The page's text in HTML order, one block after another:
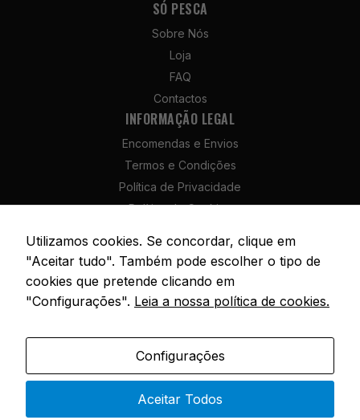
SÓ PESCA
Sobre Nós
Loja
FAQ
Contactos
INFORMAÇÃO LEGAL
Encomendas e Envios
Termos e Condições
Política de Privacidade
Política de Cookies
Livro de Reclamações
Portuguese
Utilizamos cookies. Se concordar, clique em
"Aceitar tudo". Também pode escolher o tipo de
cookies que pretende clicando em
"Configurações". Leia a nossa política de cookies.
Configurações
Aceitar Todos
funcionalidade
e a estrutura
base na forma
como é
utilizado.
Experiência
Para que o
nosso site
funcione da
possível
durante a sua
visita,
de cookies. Se